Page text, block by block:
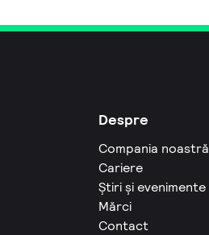
Despre
Compania noastră
Cariere
Știri și evenimente
Mărci
Contact